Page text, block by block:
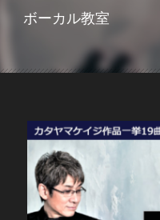
ボーカル教室